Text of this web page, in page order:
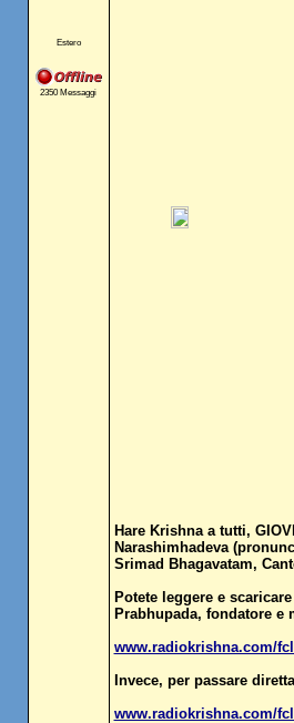
Estero
2350 Messaggi
Hare Krishna a tutti,
Narashimhadeva
Srimad Bhagavatam,
Potete leggere e
Prabhupada, fondatore
www.radiokrishna.com/
Invece, per passare
www.radiokrishna.com/